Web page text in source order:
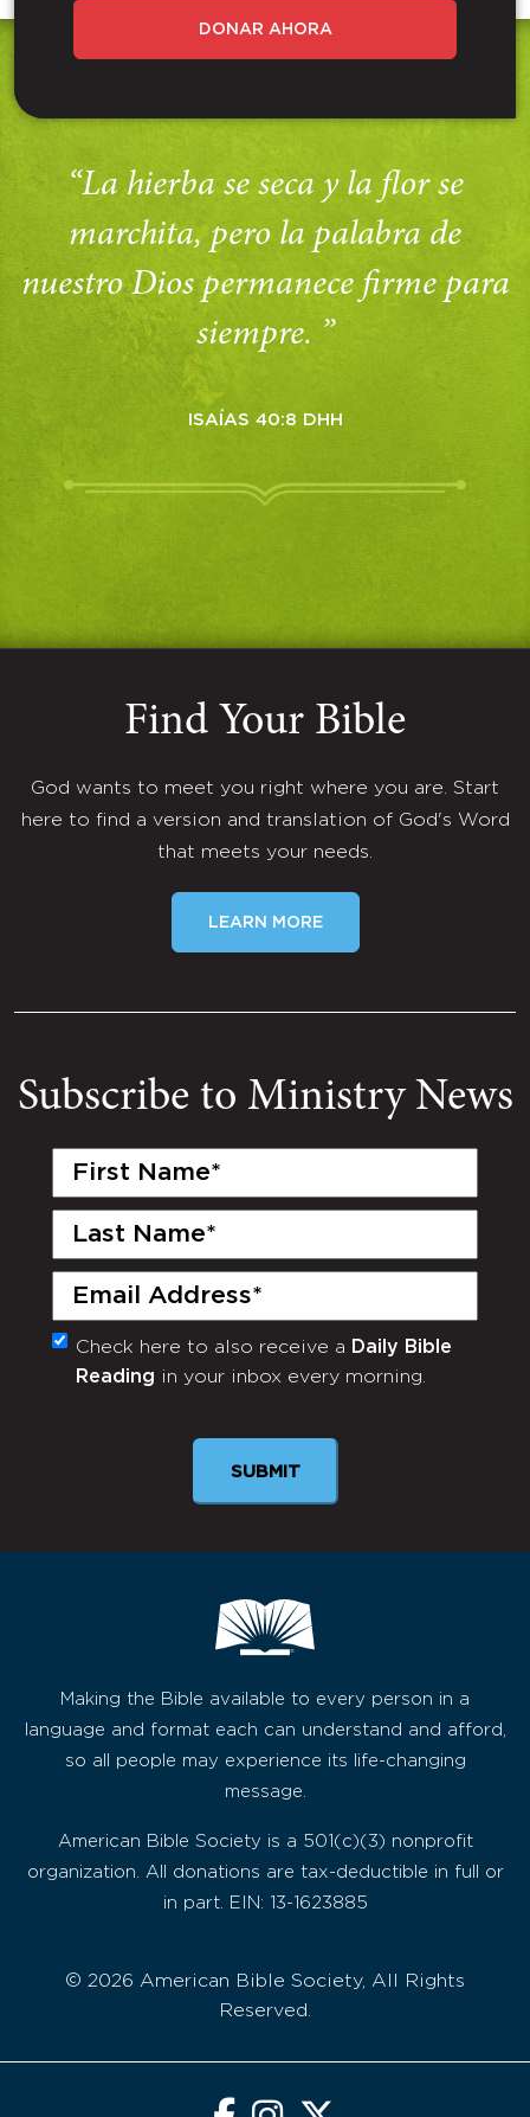
DONAR AHORA
“La hierba se seca y la flor se
marchita, pero la palabra de
nuestro Dios permanece firme para
siempre. ”
ISAÍAS 40:8 DHH
Find Your Bible
God wants to meet you right where you are. Start
here to find a version and translation of God's Word
that meets your needs.
LEARN MORE
Subscribe to Ministry News
First
Last
Email
(Required)
Monthly
Newsletter
Check here to also receive a Daily Bible
Reading in your inbox every morning.
Making the Bible available to every person in a
language and format each can understand and afford,
so all people may experience its life-changing
message.
American Bible Society is a 501(c)(3) nonprofit
organization. All donations are tax-deductible in full or
in part. EIN: 13-1623885
© 2026 American Bible Society, All Rights
Reserved.